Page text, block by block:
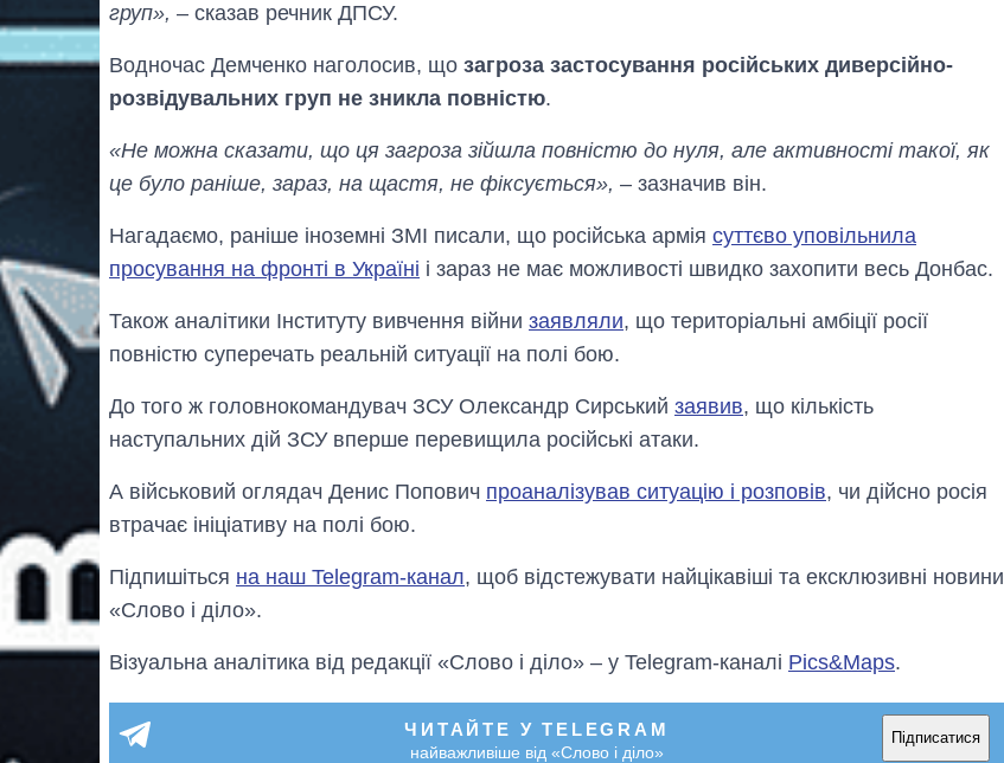
груп», – сказав речник ДПСУ.
Водночас Демченко наголосив, що загроза застосування російських диверсійно-
розвідувальних груп не зникла повністю.
«Не можна сказати, що ця загроза зійшла повністю до нуля, але активності такої, як
це було раніше, зараз, на щастя, не фіксується», – зазначив він.
Нагадаємо, раніше іноземні ЗМІ писали, що російська армія суттєво уповільнила
просування на фронті в Україні і зараз не має можливості швидко захопити весь Донбас.
Також аналітики Інституту вивчення війни заявляли, що територіальні амбіції росії
повністю суперечать реальній ситуації на полі бою.
До того ж головнокомандувач ЗСУ Олександр Сирський заявив, що кількість
наступальних дій ЗСУ вперше перевищила російські атаки.
А військовий оглядач Денис Попович проаналізував ситуацію і розповів, чи дійсно росія
втрачає ініціативу на полі бою.
Підпишіться на наш Telegram-канал, щоб відстежувати найцікавіші та ексклюзивні новини
«Слово і діло».
Візуальна аналітика від редакції «Слово і діло» – у Telegram-каналі Pics&Maps.
ЧИТАЙТЕ У TELEGRAM
найважливіше від «Слово і діло»
Підписатися